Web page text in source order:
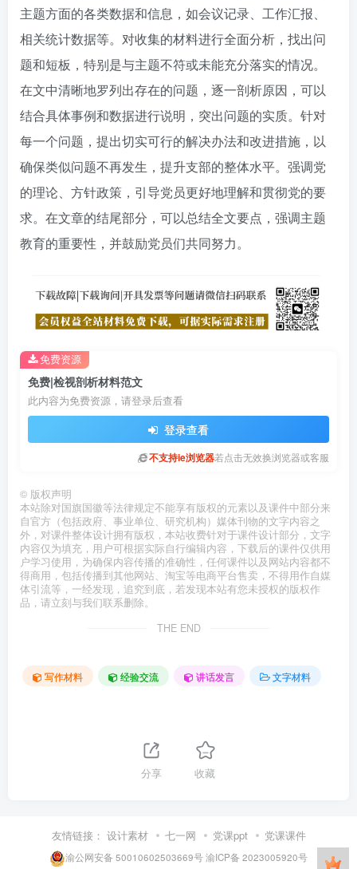
主题方面的各类数据和信息，如会议记录、工作汇报、
相关统计数据等。对收集的材料进行全面分析，找出问
题和短板，特别是与主题不符或未能充分落实的情况。
在文中清晰地罗列出存在的问题，逐一剖析原因，可以
结合具体事例和数据进行说明，突出问题的实质。针对
每一个问题，提出切实可行的解决办法和改进措施，以
确保类似问题不再发生，提升支部的整体水平。强调党
的理论、方针政策，引导党员更好地理解和贯彻党的要
求。在文章的结尾部分，可以总结全文要点，强调主题
教育的重要性，并鼓励党员们共同努力。
免费|检视剖析材料范文
此内容为免费资源，请登录后查看
登录查看
不支持ie浏览器若点击无效换浏览器或客服
免费资源
© 版权声明
本站除对国旗国徽等法律规定不能享有版权的元素以及课件中部分来
自官方（包括政府、事业单位、研究机构）媒体刊物的文字内容之
外，对课件整体设计拥有版权，本站收费针对于课件设计部分，文字
内容仅为填充，用户可根据实际自行编辑内容，下载后的课件仅供用
户学习使用，为确保内容传播的准确性，任何课件以及网站内容都不
得商用，包括传播到其他网站、淘宝等电商平台售卖，不得用作自媒
体引流等，一经发现，追究到底，若发现本站有您未授权的版权作
品，请立刻与我们联系删除。
THE END
写作材料 经验交流 讲话发言 文字材料
分享 收藏
友情链接： 设计素材 七一网 党课ppt 党课课件
渝公网安备 50010602503669号渝ICP备 2023005920号